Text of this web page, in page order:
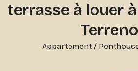
terrasse à louer
Terreno
Appartement /